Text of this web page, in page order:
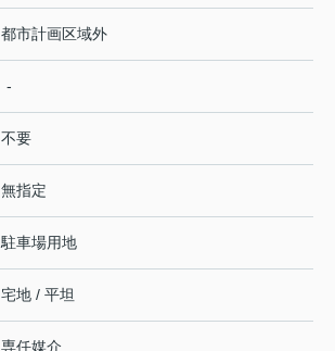
都市計画区域外
-
不要
無指定
駐車場用地
宅地 / 平坦
専任媒介